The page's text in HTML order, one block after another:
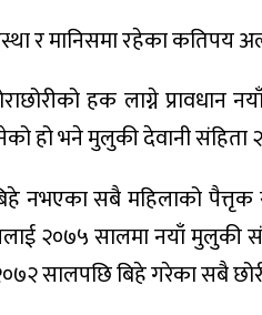
र मानिसमा रहेका कतिपय
हक लाग्ने
हो भने मुलुकी देवानी
नभएका सबै महिलाको
२०७५ सालमा नयाँ मुलुकी
सालपछि बिहे गरेका सबै